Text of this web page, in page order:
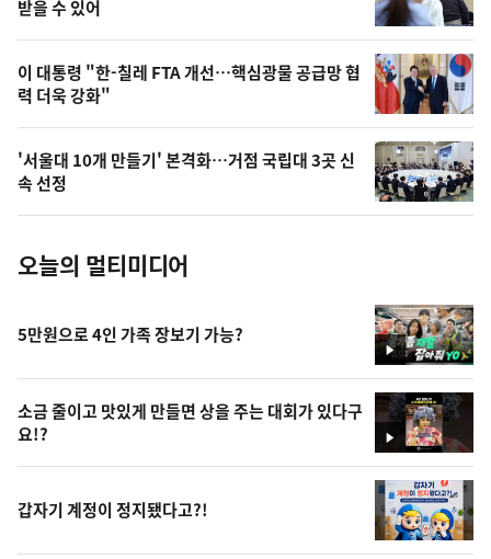
상
오
늘
의
사
진
받을 수 있어
이 대통령 "한-칠레 FTA 개선…핵심광물 공급망 협
력 더욱 강화"
'서울대 10개 만들기' 본격화…거점 국립대 3곳 신
속 선정
오늘의 멀티미디어
영
상
5만원으로 4인 가족 장보기 가능?
영
상
소금 줄이고 맛있게 만들면 상을 주는 대회가 있다구
요!?
갑자기 계정이 정지됐다고?!